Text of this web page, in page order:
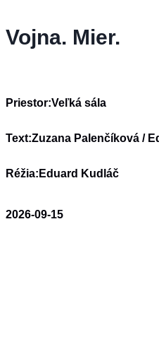
Vojna. Mier.
Priestor:Veľká sála
Text:Zuzana Palenčíková /
Réžia: Eduard Kudláč
2026-09-15